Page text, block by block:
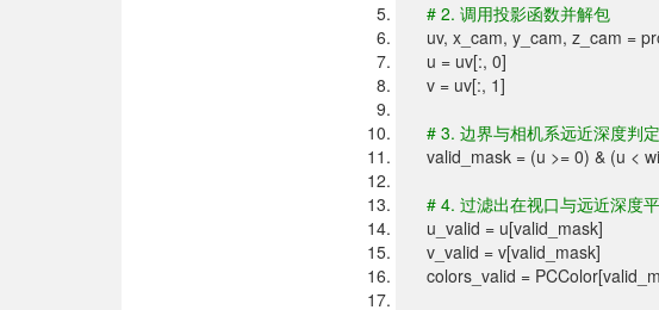
# 2. 调用投影函数并解包
uv, x_cam, y_cam, z_cam =
u = uv[:, 0]
v = uv[:, 1]
# 3. 边界与相机系远近深度判定
valid_mask = (u >= 0) & (u <
# 4. 过滤出在视口与远近深度
u_valid = u[valid_mask]
v_valid = v[valid_mask]
colors_valid =